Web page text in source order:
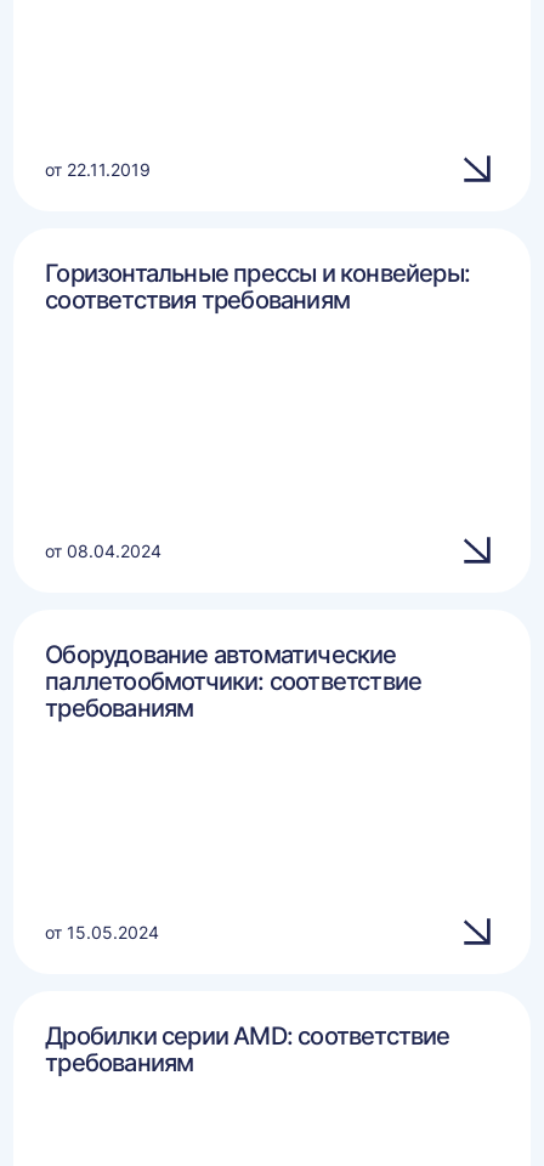
от 22.11.2019
Горизонтальные прессы и конвейеры:
соответствия требованиям
от 08.04.2024
Оборудование автоматические
паллетообмотчики: соответствие
требованиям
от 15.05.2024
Дробилки серии AMD: соответствие
требованиям